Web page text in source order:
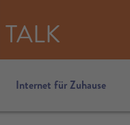
TALK
Internet für Zuhause